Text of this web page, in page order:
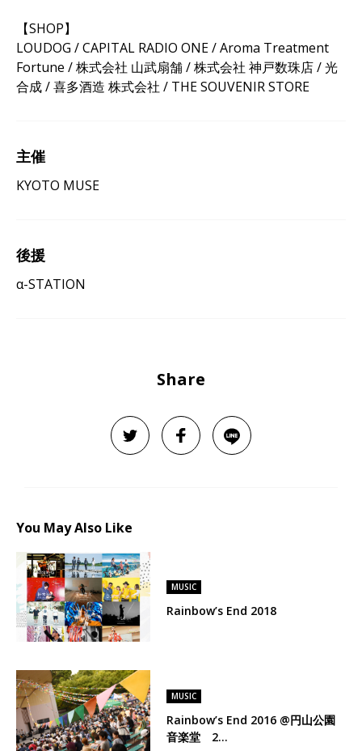
【SHOP】
LOUDOG / CAPITAL RADIO ONE / Aroma Treatment
Fortune / 株式会社 山武扇舗 / 株式会社 神戸数珠店 / 光
合成 / 喜多酒造 株式会社 / THE SOUVENIR STORE
主催
KYOTO MUSE
後援
α-STATION
Share
You May Also Like
MUSIC
Rainbow’s End 2018
MUSIC
Rainbow’s End 2016 @円山公園
音楽堂 2…